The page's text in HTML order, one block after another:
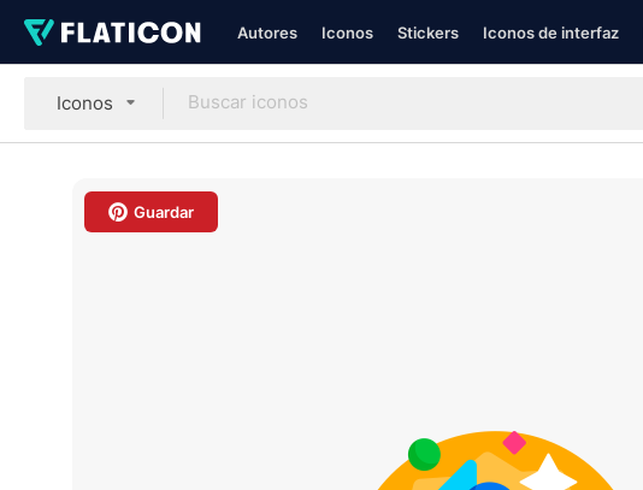
Autores Iconos Stickers Iconos de interfaz
Iconos
Guardar